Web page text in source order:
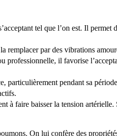
tel que l’on est. Il
remplacer par des vibrations
il favorise
particulièrement pendant sa
à faire baisser la tension
On lui confère des